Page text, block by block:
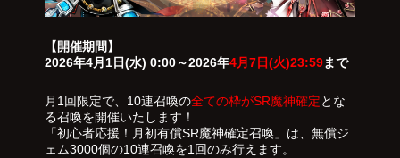
【開催期間】
2026年4月1日(水) 0:00～2026年4月7日(火)23:59まで
月1回限定で、10連召喚の全ての枠がSR魔神確定とな
る召喚を開催いたします！
「初心者応援！月初有償SR魔神確定召喚」は、無償ジ
ェム3000個の10連召喚を1回のみ行えます。